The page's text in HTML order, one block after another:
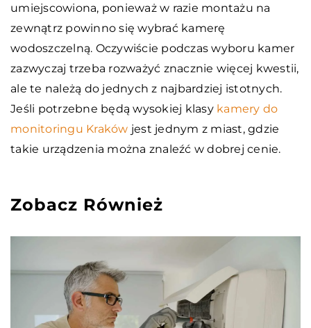
umiejscowiona, ponieważ w razie montażu na
zewnątrz powinno się wybrać kamerę
wodoszczelną. Oczywiście podczas wyboru kamer
zazwyczaj trzeba rozważyć znacznie więcej kwestii,
ale te należą do jednych z najbardziej istotnych.
Jeśli potrzebne będą wysokiej klasy kamery do
monitoringu Kraków jest jednym z miast, gdzie
takie urządzenia można znaleźć w dobrej cenie.
Zobacz Również